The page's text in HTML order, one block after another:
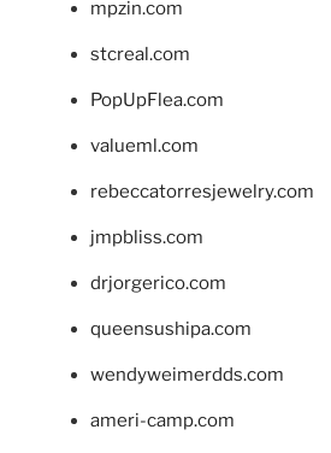
mpzin.com
stcreal.com
PopUpFlea.com
valueml.com
rebeccatorresjewelry.com
jmpbliss.com
drjorgerico.com
queensushipa.com
wendyweimerdds.com
ameri-camp.com